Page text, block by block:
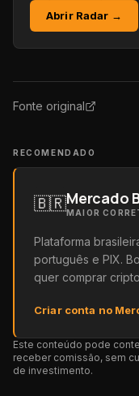
Abrir Radar →
Fonte original
RECOMENDADO
🇧🇷Mercado
MAIOR
Plataforma
português e PIX.
quer comprar
Criar conta no
Este conteúdo pode
receber comissão, sem
de investimento.